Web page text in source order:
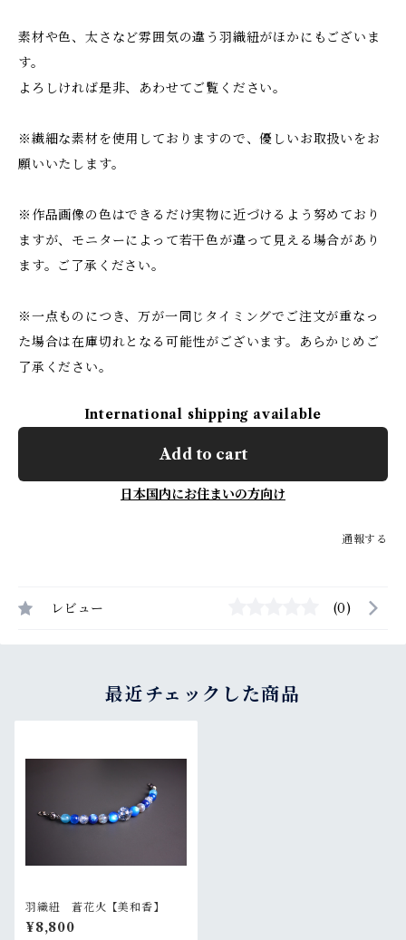
素材や色、太さなど雰囲気の違う羽織紐がほかにもございま
す。
よろしければ是非、あわせてご覧ください。
※繊細な素材を使用しておりますので、優しいお取扱いをお
願いいたします。
※作品画像の色はできるだけ実物に近づけるよう努めており
ますが、モニターによって若干色が違って見える場合があり
ます。ご了承ください。
※一点ものにつき、万が一同じタイミングでご注文が重なっ
た場合は在庫切れとなる可能性がございます。あらかじめご
了承ください。
International shipping available
Add to cart
日本国内にお住まいの方向け
通報する
レビュー (0)
最近チェックした商品
羽織紐 蒼花火【美和香】
¥8,800